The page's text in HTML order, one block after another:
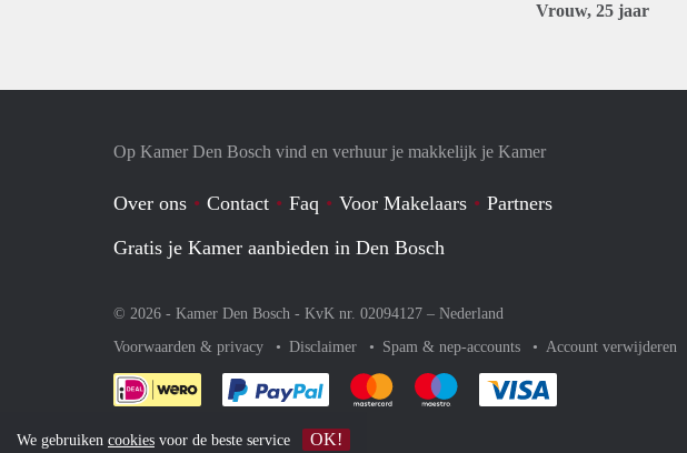
Vrouw, 25 jaar
Op Kamer Den Bosch vind en verhuur je makkelijk je Kamer
Over ons Contact Faq Voor Makelaars
Partners
Gratis je Kamer aanbieden in Den Bosch
© 2026 - Kamer Den Bosch - KvK nr. 02094127 – Nederland
Voorwaarden & privacy
Disclaimer Spam & nep-accounts Account verwijderen
Je rekent gemakkelijk af met Paypal
Je rekent gemakkelijk af met Mastercard
Je rekent gemakkelijk af met Meastro
We gebruiken cookies voor de beste service OK!